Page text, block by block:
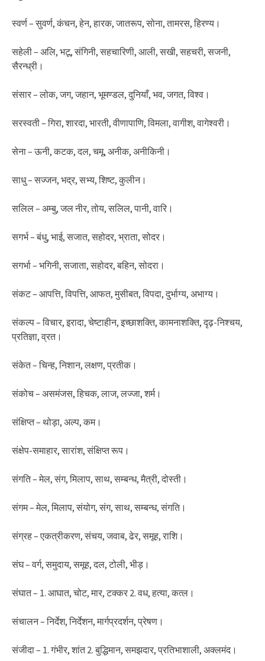
स्वर्ण – सुवर्ण, कंचन, हेन, हारक, जातरूप, सोना, तामरस, हिरण्य।
सहेली – अलि, भटू, संगिनी, सहचारिणी, आली, सखी, सहचरी, सजनी,
सैरन्ध्री।
संसार – लोक, जग, जहान, भूमण्डल, दुनियाँ, भव, जगत, विश्व।
सरस्वती – गिरा, शारदा, भारती, वीणापाणि, विमला, वागीश, वागेश्वरी।
सेना – ऊनी, कटक, दल, चमू, अनीक, अनीकिनी।
साधु – सज्जन, भद्र, सभ्य, शिष्ट, कुलीन।
सलिल – अम्बु, जल नीर, तोय, सलिल, पानी, वारि।
सगर्भ – बंधु, भाई, सजात, सहोदर, भ्राता, सोदर।
सगर्भा – भगिनी, सजाता, सहोदर, बहिन, सोदरा।
संकट – आपत्ति, विपत्ति, आफत, मुसीबत, विपदा, दुर्भाग्य, अभाग्य।
संकल्प – विचार, इरादा, चेष्टाहीन, इच्छाशक्ति, कामनाशक्ति, दृढ़-निश्चय,
प्रतिज्ञा, व्रत।
संकेत – चिन्ह, निशान, लक्षण, प्रतीक।
संकोच – असमंजस, हिचक, लाज, लज्जा, शर्म।
संक्षिप्त – थोड़ा, अल्प, कम।
संक्षेप-समाहार, सारांश, संक्षिप्त रूप।
संगति – मेल, संग, मिलाप, साथ, सम्बन्ध, मैत्री, दोस्ती।
संगम – मेल, मिलाप, संयोग, संग, साथ, सम्बन्ध, संगति।
संग्रह – एकत्रीकरण, संचय, जवाब, ढेर, समूह, राशि।
संघ – वर्ग, समुदाय, समूह, दल, टोली, भीड़।
संघात – 1. आघात, चोट, मार, टक्कर 2. वध, हत्या, कत्ल।
संचालन – निर्देश, निर्देशन, मार्गप्रदर्शन, प्रेषण।
संजीदा – 1. गंभीर, शांत 2. बुद्धिमान, समझदार, प्रतिभाशाली, अक्लमंद।